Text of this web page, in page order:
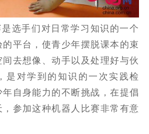
选手们对日常学习知识的一个
平台，使青少年摆脱课本的束
去想像、动手以及处理好与伙
是对学到的知识的一次实践检
自身能力的不断挑战，在提倡
参加这种机器人比赛非常有意